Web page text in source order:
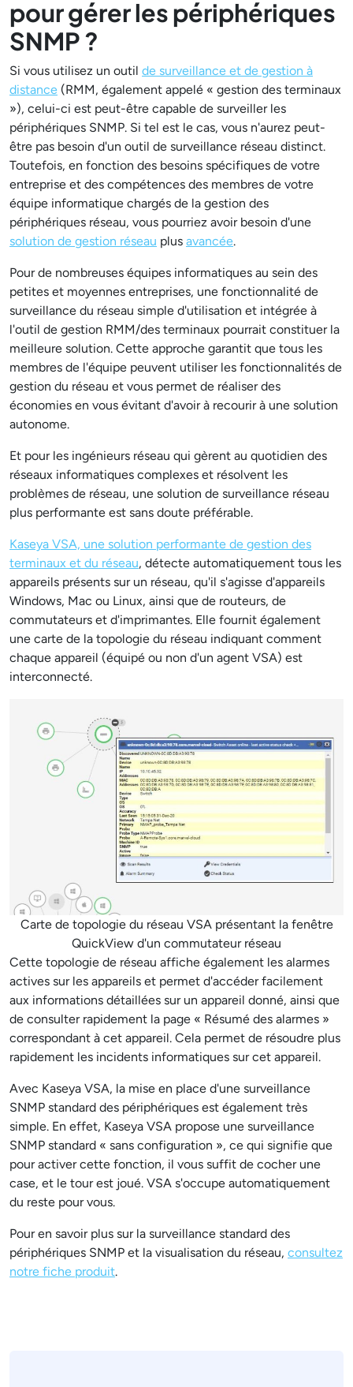
pour gérer les périphériques
SNMP ?
Si vous utilisez un outil de surveillance et de gestion à
distance (RMM, également appelé « gestion des terminaux
»), celui-ci est peut-être capable de surveiller les
périphériques SNMP. Si tel est le cas, vous n'aurez peut-
être pas besoin d'un outil de surveillance réseau distinct.
Toutefois, en fonction des besoins spécifiques de votre
entreprise et des compétences des membres de votre
équipe informatique chargés de la gestion des
périphériques réseau, vous pourriez avoir besoin d'une
solution de gestion réseau plus avancée.
Pour de nombreuses équipes informatiques au sein des
petites et moyennes entreprises, une fonctionnalité de
surveillance du réseau simple d'utilisation et intégrée à
l'outil de gestion RMM/des terminaux pourrait constituer la
meilleure solution. Cette approche garantit que tous les
membres de l'équipe peuvent utiliser les fonctionnalités de
gestion du réseau et vous permet de réaliser des
économies en vous évitant d'avoir à recourir à une solution
autonome.
Et pour les ingénieurs réseau qui gèrent au quotidien des
réseaux informatiques complexes et résolvent les
problèmes de réseau, une solution de surveillance réseau
plus performante est sans doute préférable.
Kaseya VSA, une solution performante de gestion des
terminaux et du réseau, détecte automatiquement tous les
appareils présents sur un réseau, qu'il s'agisse d'appareils
Windows, Mac ou Linux, ainsi que de routeurs, de
commutateurs et d'imprimantes. Elle fournit également
une carte de la topologie du réseau indiquant comment
chaque appareil (équipé ou non d'un agent VSA) est
interconnecté.
Carte de topologie du réseau VSA présentant la fenêtre
QuickView d'un commutateur réseau
Cette topologie de réseau affiche également les alarmes
actives sur les appareils et permet d'accéder facilement
aux informations détaillées sur un appareil donné, ainsi que
de consulter rapidement la page « Résumé des alarmes »
correspondant à cet appareil. Cela permet de résoudre plus
rapidement les incidents informatiques sur cet appareil.
Avec Kaseya VSA, la mise en place d'une surveillance
SNMP standard des périphériques est également très
simple. En effet, Kaseya VSA propose une surveillance
SNMP standard « sans configuration », ce qui signifie que
pour activer cette fonction, il vous suffit de cocher une
case, et le tour est joué. VSA s'occupe automatiquement
du reste pour vous.
Pour en savoir plus sur la surveillance standard des
périphériques SNMP et la visualisation du réseau, consultez
notre fiche produit.